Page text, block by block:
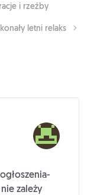
i rzeźby
letni relaks
zależy